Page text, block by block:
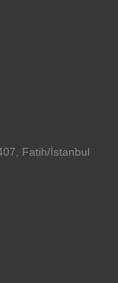
Fatih/İstanbul